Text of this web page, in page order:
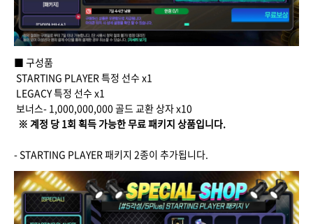
■ 구성품
STARTING PLAYER 특정 선수 x1
LEGACY 특정 선수 x1
보너스- 1,000,000,000 골드 교환 상자 x10
※ 계정 당 1회 획득 가능한 무료 패키지 상품입니다.
- STARTING PLAYER 패키지 2종이 추가됩니다.